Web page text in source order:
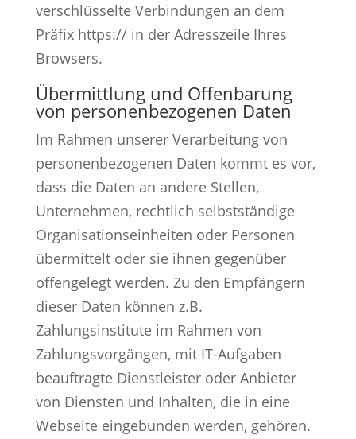
verschlüsselte Verbindungen an dem
Präfix https:// in der Adresszeile Ihres
Browsers.
Übermittlung und Offenbarung
von personenbezogenen Daten
Im Rahmen unserer Verarbeitung von
personenbezogenen Daten kommt es vor,
dass die Daten an andere Stellen,
Unternehmen, rechtlich selbstständige
Organisationseinheiten oder Personen
übermittelt oder sie ihnen gegenüber
offengelegt werden. Zu den Empfängern
dieser Daten können z.B.
Zahlungsinstitute im Rahmen von
Zahlungsvorgängen, mit IT-Aufgaben
beauftragte Dienstleister oder Anbieter
von Diensten und Inhalten, die in eine
Webseite eingebunden werden, gehören.